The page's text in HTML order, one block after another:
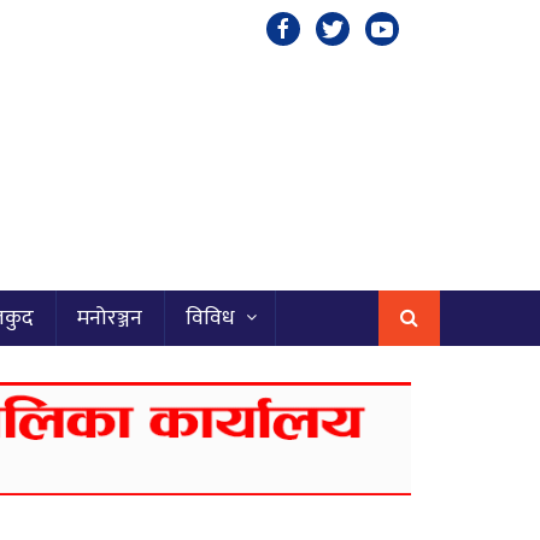
मनोरञ्जन विविध